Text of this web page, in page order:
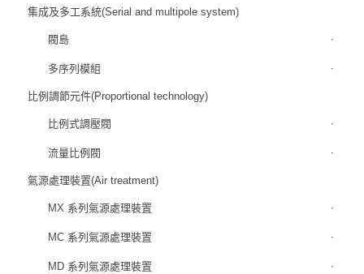
集成及多工系統(Serial and multipole system)
閥島
多序列模組
比例調節元件(Proportional technology)
比例式調壓閥
流量比例閥
氣源處理裝置(Air treatment)
MX 系列氣源處理裝置
MC 系列氣源處理裝置
MD 系列氣源處理裝置